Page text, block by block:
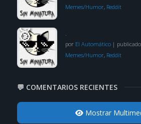
Memes/Humor, Reddit
por El Automático|
Memes/Humor, Reddit
💬 COMENTARIOS RECIENTES
Mostrar